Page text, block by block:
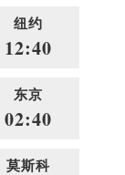
纽约
12:40
东京
02:40
莫斯科